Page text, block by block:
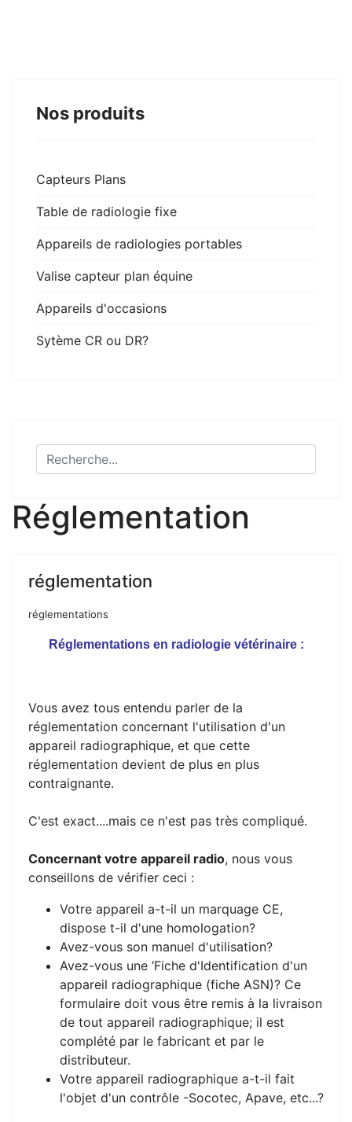
Nos produits
Capteurs Plans
Table de radiologie fixe
Appareils de radiologies portables
Valise capteur plan équine
Appareils d'occasions
Sytème CR ou DR?
Réglementation
réglementation
réglementations
Réglementations en radiologie vétérinaire :
Vous avez tous entendu parler de la
réglementation concernant l'utilisation d'un
appareil radiographique, et que cette
réglementation devient de plus en plus
contraignante.
C'est exact....mais ce n'est pas très compliqué.
Concernant votre appareil radio, nous vous
conseillons de vérifier ceci :
Votre appareil a-t-il un marquage CE,
dispose t-il d'une homologation?
Avez-vous son manuel d'utilisation?
Avez-vous une ‘Fiche d'Identification d'un
appareil radiographique (fiche ASN)? Ce
formulaire doit vous être remis à la livraison
de tout appareil radiographique; il est
complété par le fabricant et par le
distributeur.
Votre appareil radiographique a-t-il fait
l'objet d'un contrôle -Socotec, Apave, etc...?